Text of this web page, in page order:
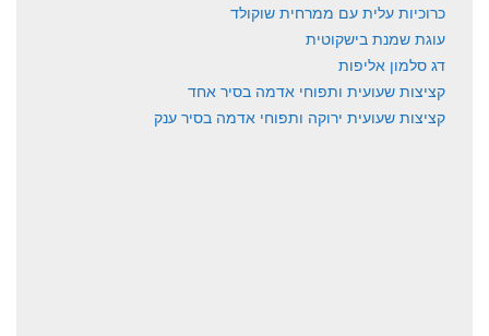
כרוכיות עלית עם ממרחית שוקולד
עוגת שמנת בישקוטית
דג סלמון אליפות
קציצות שעועית ותפוחי אדמה בסיר אחד
קציצות שעועית ירוקה ותפוחי אדמה בסיר ענק